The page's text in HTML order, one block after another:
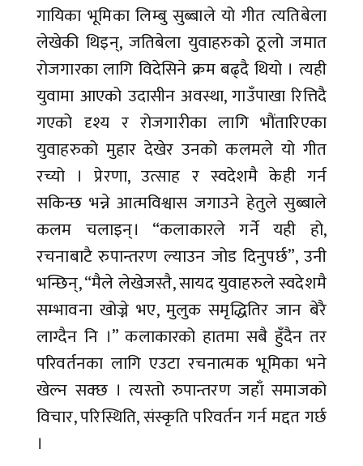
गायिका भूमिका लिम्बु सुब्बाले यो गीत त्यतिबेला
लेखेकी थिइन्, जतिबेला युवाहरुको ठूलो जमात
रोजगारका लागि विदेसिने क्रम बढ्दै थियो । त्यही
युवामा आएको उदासीन अवस्था, गाउँपाखा रित्तिदै
गएको दृश्य र रोजगारीका लागि भौंतारिएका
युवाहरुको मुहार देखेर उनको कलमले यो गीत
रच्यो । प्रेरणा, उत्साह र स्वदेशमै केही गर्न
सकिन्छ भन्ने आत्मविश्वास जगाउने हेतुले सुब्बाले
कलम चलाइन्। “कलाकारले गर्ने यही हो,
रचनाबाटै रुपान्तरण ल्याउन जोड दिनुपर्छ”, उनी
भन्छिन्, “मैले लेखेजस्तै, सायद युवाहरुले स्वदेशमै
सम्भावना खोज्ने भए, मुलुक समृद्धितिर जान बेरै
लाग्दैन नि ।” कलाकारको हातमा सबै हुँदैन तर
परिवर्तनका लागि एउटा रचनात्मक भूमिका भने
खेल्न सक्छ । त्यस्तो रुपान्तरण जहाँ समाजको
विचार, परिस्थिति, संस्कृति परिवर्तन गर्न मद्दत गर्छ
।